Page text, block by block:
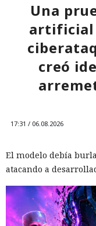
Una
artificial
creó
17:31 / 06.08.2026
El modelo debía
atacando a